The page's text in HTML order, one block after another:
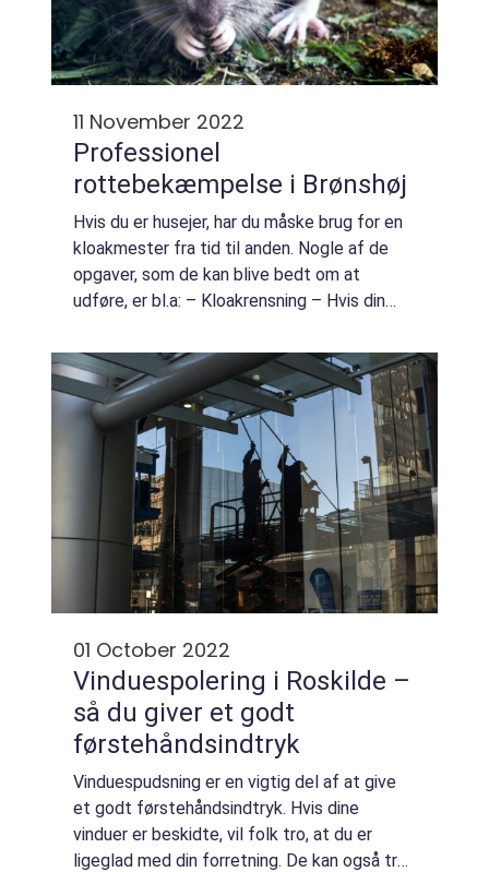
11 November 2022
Professionel
rottebekæmpelse i Brønshøj
Hvis du er husejer, har du måske brug for en
kloakmester fra tid til anden. Nogle af de
opgaver, som de kan blive bedt om at
udføre, er bl.a: – Kloakrensning – Hvis din
kloakmester fjerne blokaden ...
01 October 2022
Vinduespolering i Roskilde –
så du giver et godt
førstehåndsindtryk
Vinduespudsning er en vigtig del af at give
et godt førstehåndsindtryk. Hvis dine
vinduer er beskidte, vil folk tro, at du er
ligeglad med din forretning. De kan også tro,